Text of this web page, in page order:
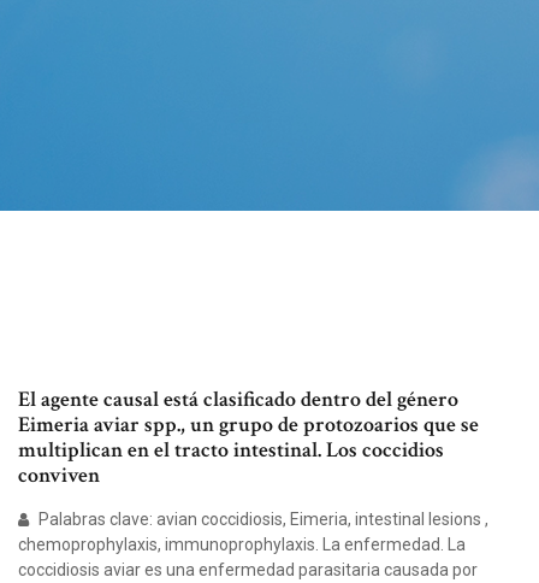
El agente causal está clasificado dentro del género
Eimeria aviar spp., un grupo de protozoarios que se
multiplican en el tracto intestinal. Los coccidios
conviven
Palabras clave: avian coccidiosis, Eimeria, intestinal lesions ,
chemoprophylaxis, immunoprophylaxis. La enfermedad. La
coccidiosis aviar es una enfermedad parasitaria causada por